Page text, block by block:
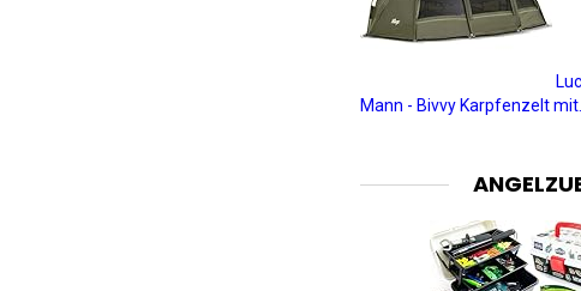
Mann - Bivvy Karpfenzelt mit...